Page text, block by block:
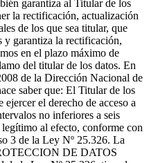
garantiza al Titular de los
la rectificación, actualización
de los que sea titular, que
y garantiza la rectificación,
en el plazo máximo de
del titular de los datos. En
de la Dirección Nacional de
saber que: El Titular de los
el derecho de acceso a
no inferiores a seis
al efecto, conforme con
3 de la Ley Nº 25.326. La
DE DATOS